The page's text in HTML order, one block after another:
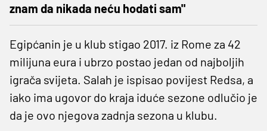
znam da nikada neću hodati sam"
Egipćanin je u klub stigao 2017. iz Rome za 42
milijuna eura i ubrzo postao jedan od najboljih
igrača svijeta. Salah je ispisao povijest Redsa, a
iako ima ugovor do kraja iduće sezone odlučio je
da je ovo njegova zadnja sezona u klubu.